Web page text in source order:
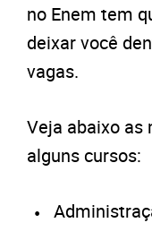
no Enem tem
deixar você
vagas.
Veja abaixo as
alguns cursos: